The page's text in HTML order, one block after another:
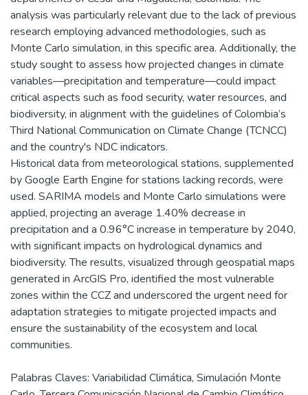
analysis was particularly relevant due to the lack of previous
research employing advanced methodologies, such as
Monte Carlo simulation, in this specific area. Additionally, the
study sought to assess how projected changes in climate
variables—precipitation and temperature—could impact
critical aspects such as food security, water resources, and
biodiversity, in alignment with the guidelines of Colombia’s
Third National Communication on Climate Change (TCNCC)
and the country's NDC indicators.
Historical data from meteorological stations, supplemented
by Google Earth Engine for stations lacking records, were
used. SARIMA models and Monte Carlo simulations were
applied, projecting an average 1.40% decrease in
precipitation and a 0.96°C increase in temperature by 2040,
with significant impacts on hydrological dynamics and
biodiversity. The results, visualized through geospatial maps
generated in ArcGIS Pro, identified the most vulnerable
zones within the CCZ and underscored the urgent need for
adaptation strategies to mitigate projected impacts and
ensure the sustainability of the ecosystem and local
communities.
Palabras Claves: Variabilidad Climática, Simulación Monte